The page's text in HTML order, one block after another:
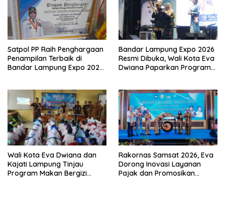
Satpol PP Raih Penghargaan
Penampilan Terbaik di
Bandar Lampung Expo 2026,
Masyarakat
Bandar Lampung Expo 2026
Resmi Dibuka, Wali Kota Eva
Dwiana Paparkan Program
Lampung
Wali Kota Eva Dwiana dan
Kajati Lampung Tinjau
Program Makan Bergizi
Rakornas Samsat 2026, Eva
Dorong Inovasi Layanan
Pajak dan Promosikan